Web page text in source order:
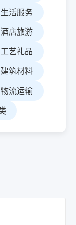
生活服务
酒店旅游
工艺礼品
建筑材料
物流运输